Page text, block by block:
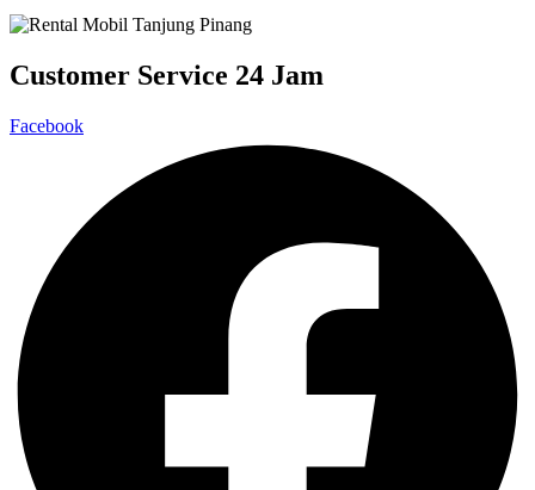
Customer Service 24 Jam
Facebook